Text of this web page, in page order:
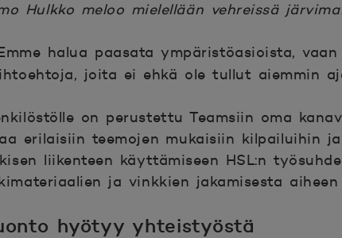
Hulkko meloo mielellään vehreissä
halua paasata ympäristöasioista,
joita ei ehkä ole tullut aiemmin
on perustettu Teamsiin oma
erilaisiin teemojen mukaisiin kilpailuihin
liikenteen käyttämiseen HSL:n
ja vinkkien jakamisesta
hyötyy yhteistyöstä